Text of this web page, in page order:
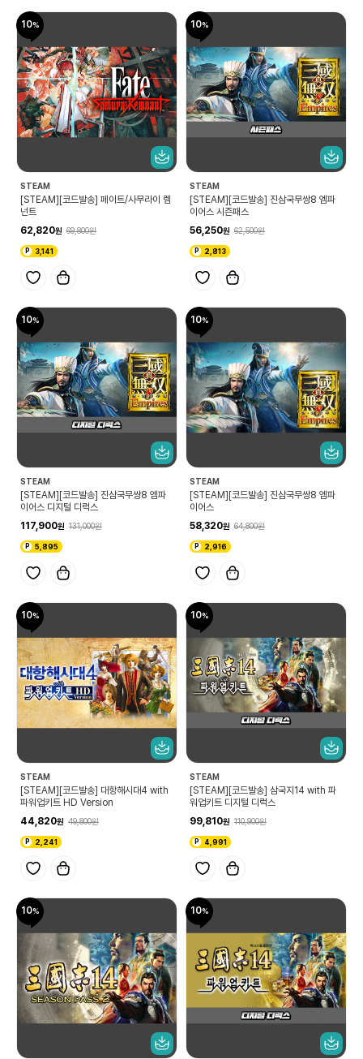
10
STEAM
[STEAM][코드발송] 페이트/사무라이 렘
넌트
62,820
69,800
3,141
10
STEAM
[STEAM][코드발송] 진삼국무쌍8 엠파
이어스 시즌패스
56,250
62,500
2,813
10
STEAM
[STEAM][코드발송] 진삼국무쌍8 엠파
이어스 디지털 디럭스
117,900
131,000
5,895
10
STEAM
[STEAM][코드발송] 진삼국무쌍8 엠파
이어스
58,320
64,800
2,916
10
STEAM
[STEAM][코드발송] 대항해시대4 with
파워업키트 HD Version
44,820
49,800
2,241
10
STEAM
[STEAM][코드발송] 삼국지14 with 파
워업키트 디지털 디럭스
99,810
110,900
4,991
10 10